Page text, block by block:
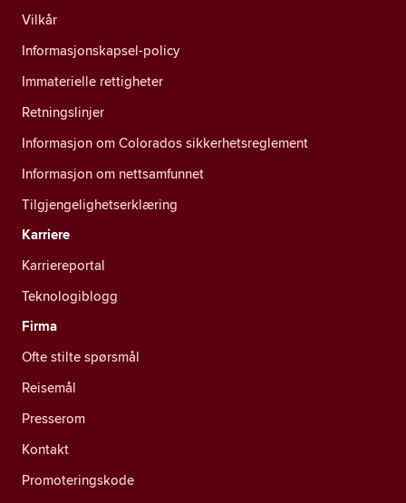
Vilkår
Informasjonskapsel-policy
Immaterielle rettigheter
Retningslinjer
Informasjon om Colorados sikkerhetsreglement
Informasjon om nettsamfunnet
Tilgjengelighetserklæring
Karriere
Karriereportal
Teknologiblogg
Firma
Ofte stilte spørsmål
Reisemål
Presserom
Kontakt
Promoteringskode